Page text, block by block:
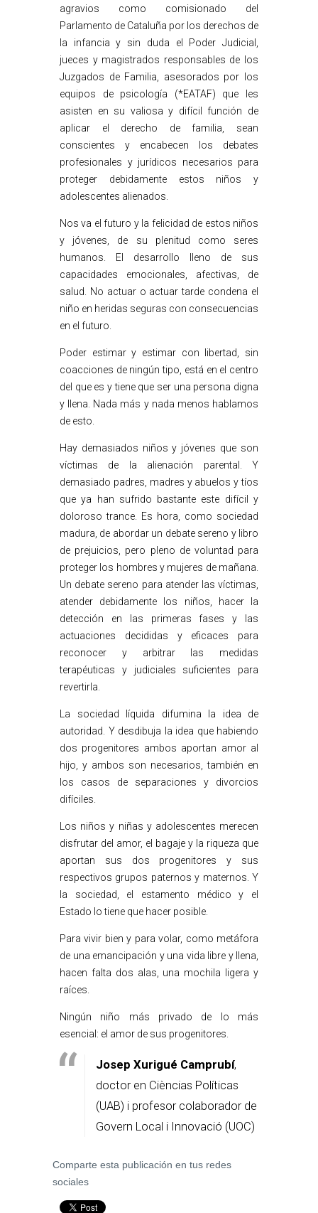
agravios como comisionado del
Parlamento de Cataluña por los derechos de
la infancia y sin duda el Poder Judicial,
jueces y magistrados responsables de los
Juzgados de Familia, asesorados por los
equipos de psicología (*EATAF) que les
asisten en su valiosa y difícil función de
aplicar el derecho de familia, sean
conscientes y encabecen los debates
profesionales y jurídicos necesarios para
proteger debidamente estos niños y
adolescentes alienados.
Nos va el futuro y la felicidad de estos niños
y jóvenes, de su plenitud como seres
humanos. El desarrollo lleno de sus
capacidades emocionales, afectivas, de
salud. No actuar o actuar tarde condena el
niño en heridas seguras con consecuencias
en el futuro.
Poder estimar y estimar con libertad, sin
coacciones de ningún tipo, está en el centro
del que es y tiene que ser una persona digna
y llena. Nada más y nada menos hablamos
de esto.
Hay demasiados niños y jóvenes que son
víctimas de la alienación parental. Y
demasiado padres, madres y abuelos y tíos
que ya han sufrido bastante este difícil y
doloroso trance. Es hora, como sociedad
madura, de abordar un debate sereno y libro
de prejuicios, pero pleno de voluntad para
proteger los hombres y mujeres de mañana.
Un debate sereno para atender las víctimas,
atender debidamente los niños, hacer la
detección en las primeras fases y las
actuaciones decididas y eficaces para
reconocer y arbitrar las medidas
terapéuticas y judiciales suficientes para
revertirla.
La sociedad líquida difumina la idea de
autoridad. Y desdibuja la idea que habiendo
dos progenitores ambos aportan amor al
hijo, y ambos son necesarios, también en
los casos de separaciones y divorcios
difíciles.
Los niños y niñas y adolescentes merecen
disfrutar del amor, el bagaje y la riqueza que
aportan sus dos progenitores y sus
respectivos grupos paternos y maternos. Y
la sociedad, el estamento médico y el
Estado lo tiene que hacer posible.
Para vivir bien y para volar, como metáfora
de una emancipación y una vida libre y llena,
hacen falta dos alas, una mochila ligera y
raíces.
Ningún niño más privado de lo más
esencial: el amor de sus progenitores.
Josep Xurigué Camprubí,
doctor en Cièncias Políticas
(UAB) i profesor colaborador de
Govern Local i Innovació (UOC)
Comparte esta publicación en tus redes
sociales